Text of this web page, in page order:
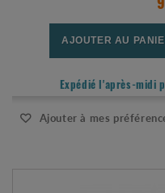
AJOUTER AU
Expédié l'après-midi
Ajouter à mes